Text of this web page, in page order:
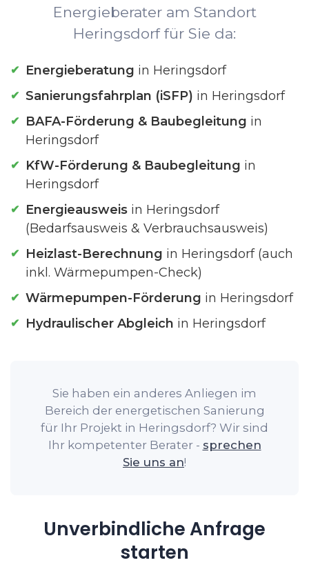
Energieberater am Standort
Heringsdorf für Sie da:
Energieberatung in Heringsdorf
Sanierungsfahrplan (iSFP) in Heringsdorf
BAFA-Förderung & Baubegleitung in
Heringsdorf
KfW-Förderung & Baubegleitung in
Heringsdorf
Energieausweis in Heringsdorf
(Bedarfsausweis & Verbrauchsausweis)
Heizlast-Berechnung in Heringsdorf (auch
inkl. Wärmepumpen-Check)
Wärmepumpen-Förderung in Heringsdorf
Hydraulischer Abgleich in Heringsdorf
Sie haben ein anderes Anliegen im
Bereich der energetischen Sanierung
für Ihr Projekt in Heringsdorf? Wir sind
Ihr kompetenter Berater - sprechen
Sie uns an!
Unverbindliche Anfrage
starten